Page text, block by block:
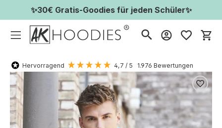
✨30€ Gratis-Goodies für jeden Schüler✨
Hervorragend 4,7 / 5 1.976 Bewertungen